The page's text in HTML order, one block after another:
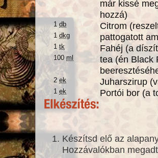
már kissé
hozzá)
1db Citrom
1dkg pattogatott
1tk Fahéj (a
100ml
tea (én Black
2ek Juharszirup
1ek Portói bor (a
Készítsd elő az
Hozzávalókban